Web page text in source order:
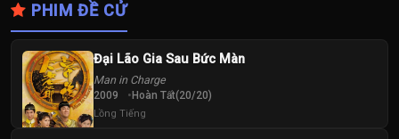
PHIM ĐỀ CỬ
Đại Lão Gia Sau Bức Màn
Man in Charge
2009 Hoàn Tất(20/20)
Lồng Tiếng